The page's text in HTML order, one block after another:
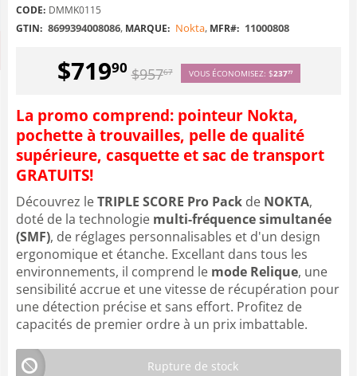
CODE: DMMK0115
GTIN: 8699394008086, MARQUE: Nokta, MFR#: 11000808
$71990 $95767 VOUS ÉCONOMISEZ: $23777
La promo comprend: pointeur Nokta,
pochette à trouvailles, pelle de qualité
supérieure, casquette et sac de transport
GRATUITS!
Découvrez leTRIPLE SCORE Pro Pack de NOKTA,
doté de la technologie multi-fréquence simultanée
(SMF), de réglages personnalisables et d'un design
ergonomique et étanche. Excellant dans tous les
environnements, il comprend le mode Relique, une
sensibilité accrue et une vitesse de récupération pour
une détection précise et sans effort. Profitez de
capacités de premier ordre à un prix imbattable.
Rupture de stock